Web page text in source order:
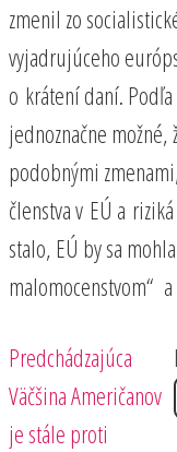
zmenil zo
vyjadrujúceho
o krátení daní.
jednoznačne
podobnými
členstva v EÚ a
stalo, EÚ by sa
malomocenstvom“
Navigácia
v
Predchádzajúci
príspevok
Predchádzajúca
Väčšina Američanov
je stále proti